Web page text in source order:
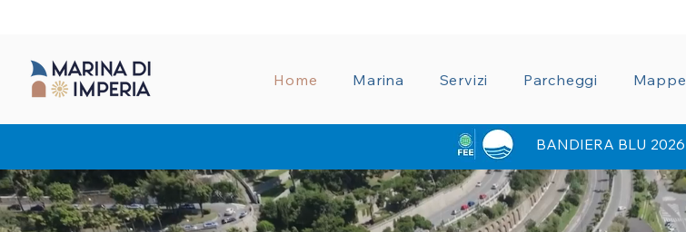
Home Marina Servizi Parcheggi Mappe
BANDIERA BLU 2026